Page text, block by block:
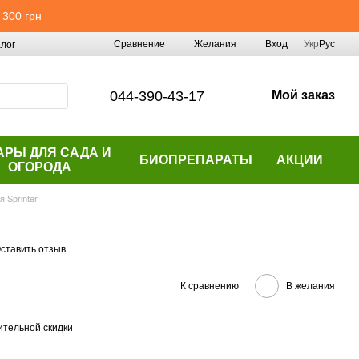
грн
Сравнение Желания Вход УкрРус
044-390-43-17 Мой заказ
ДЛЯ САДА И
ОГОРОДА
БИОПРЕПАРАТЫ АКЦИИ
Sprinter
отзыв
К сравнению В желания
скидки